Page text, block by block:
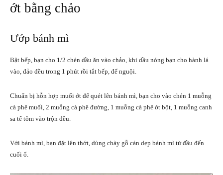
ớt bằng chảo
Ướp bánh mì
Bật bếp, bạn cho 1/2 chén dầu ăn vào chảo, khi dầu nóng bạn cho hành lá
vào, đảo đều trong 1 phút rồi tắt bếp, để nguội.
Chuẩn bị hỗn hợp muối ớt để quét lên bánh mì, bạn cho vào chén 1 muỗng
cà phê muối, 2 muỗng cà phê đường, 1 muỗng cà phê ớt bột, 1 muỗng canh
sa tế tôm vào trộn đều.
Với bánh mì, bạn đặt lên thớt, dùng chày gỗ cán dẹp bánh mì từ đầu đến
cuối ổ.